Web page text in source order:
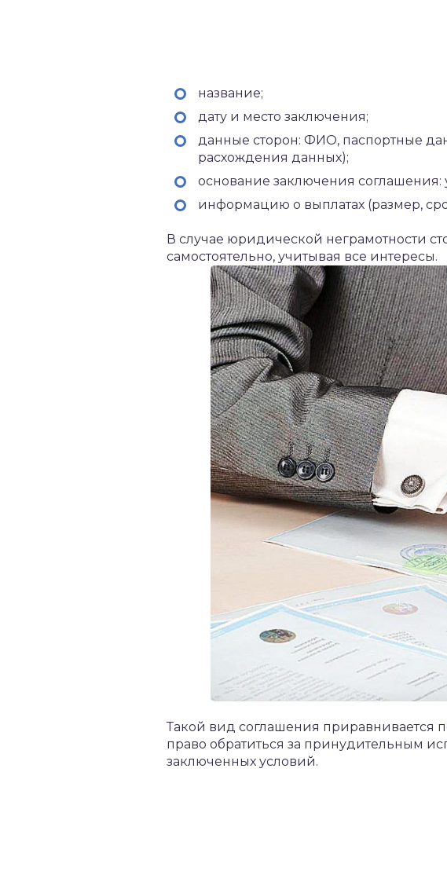
название;
дату и место заключения;
данные сторон: ФИО, паспортные
расхождения данных);
основание заключения соглашения:
информацию о выплатах (размер,
В случае юридической неграмотности
самостоятельно, учитывая все интересы.
Такой вид соглашения приравнивается
право обратиться за принудительным
заключенных условий.